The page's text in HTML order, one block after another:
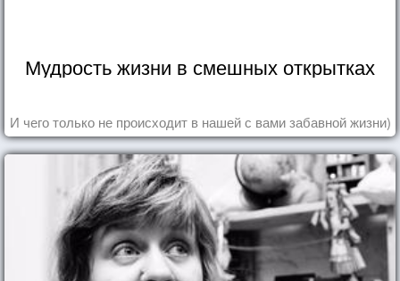
Мудрость жизни в смешных открытках
И чего только не происходит в нашей с вами забавной жизни)